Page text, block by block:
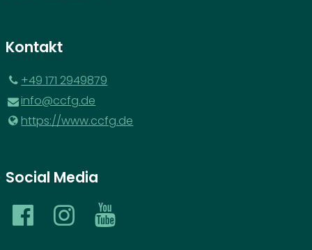
Kontakt
‪+49 171 2949879‬
info@​ccfg.​de
https://www.​ccfg.​de
Social Media